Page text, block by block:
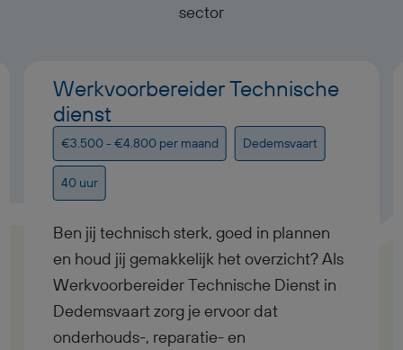
sector
Werkvoorbereider Technische
dienst
€3.500 - €4.800 per maand Dedemsvaart
40 uur
Ben jij technisch sterk, goed in plannen
en houd jij gemakkelijk het overzicht? Als
Werkvoorbereider Technische Dienst in
Dedemsvaart zorg je ervoor dat
onderhouds-, reparatie- en